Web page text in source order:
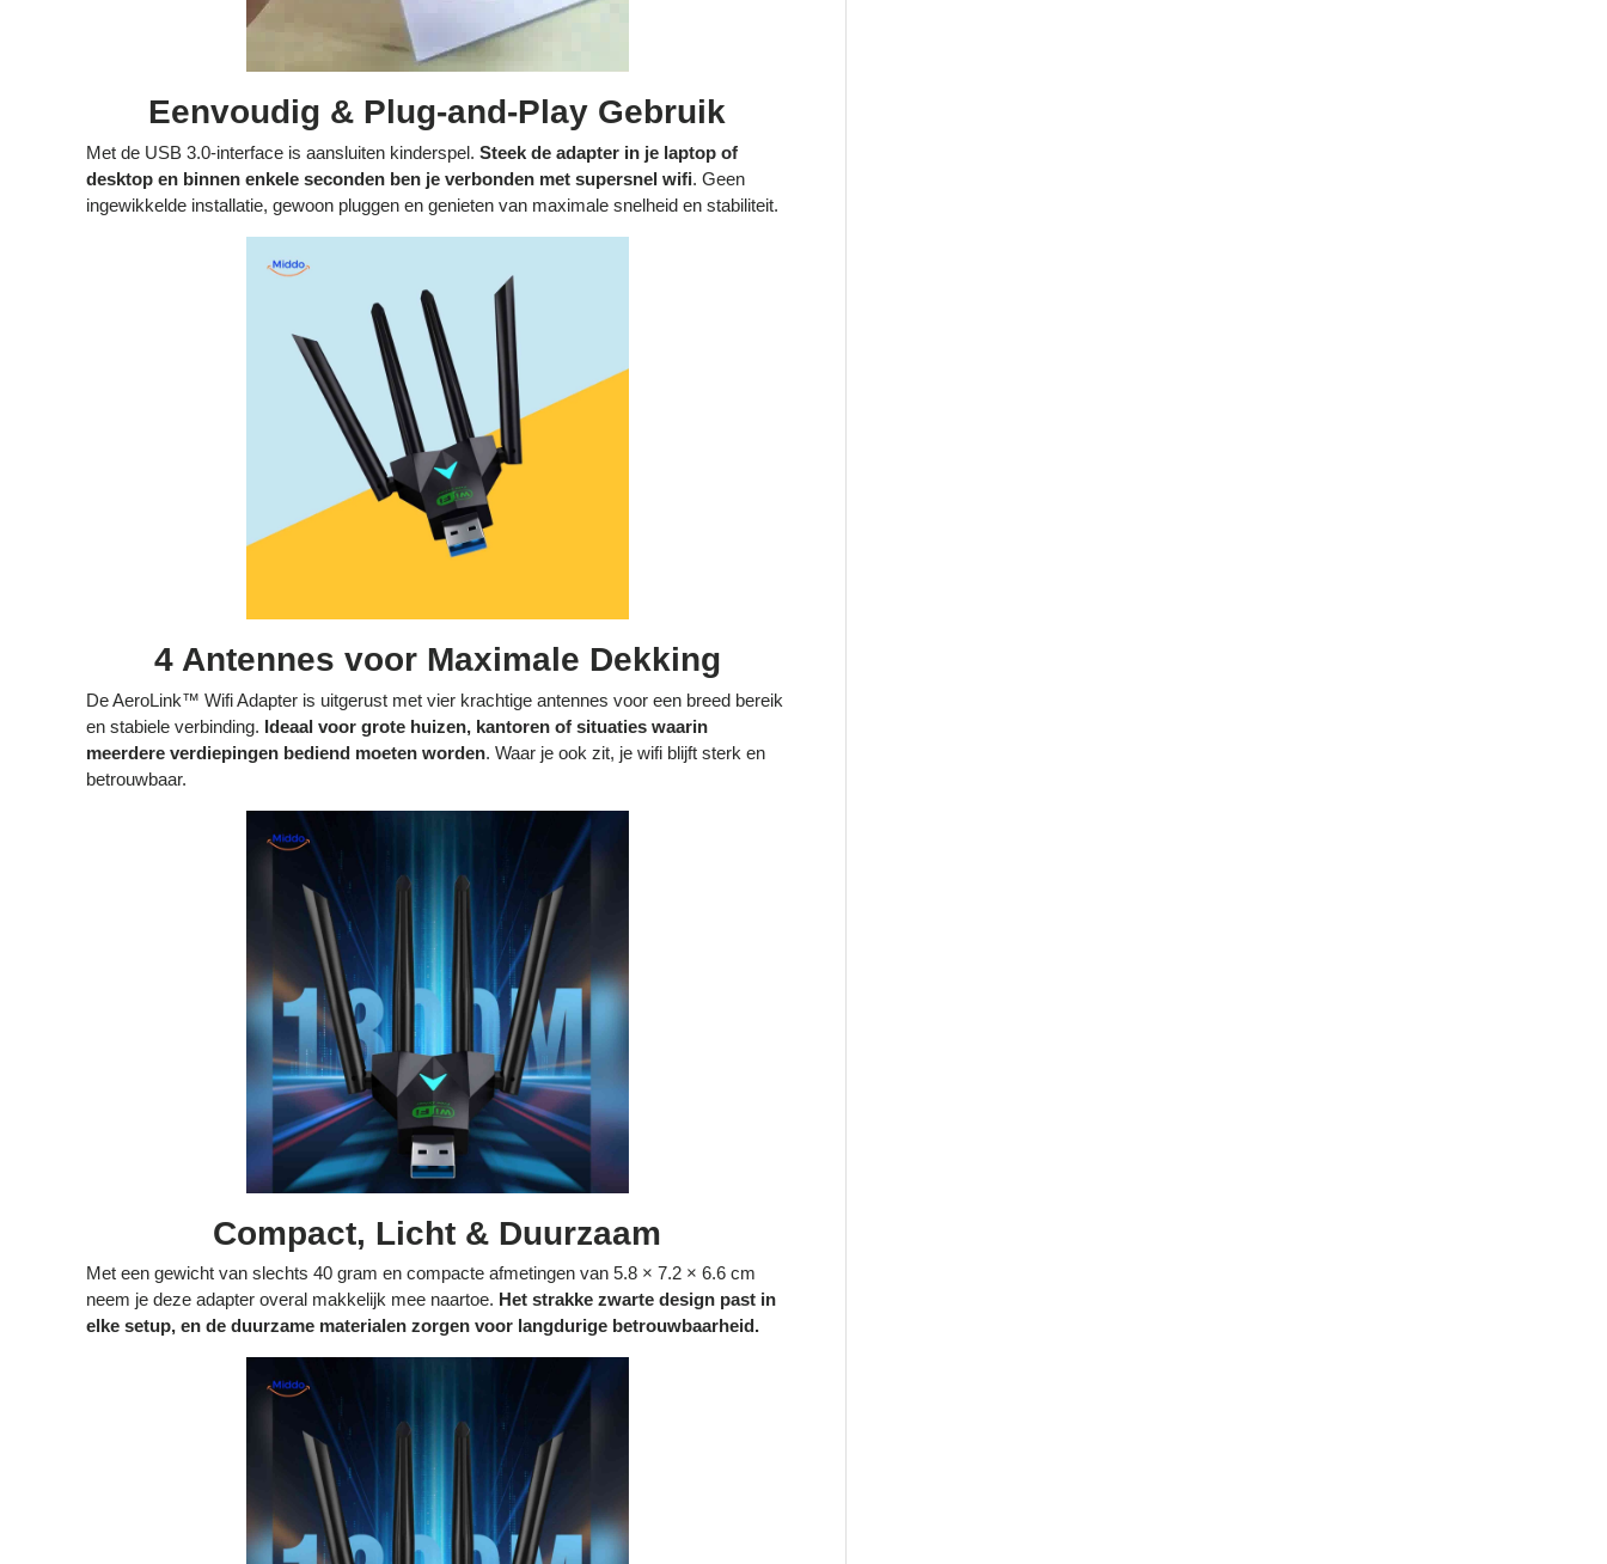
Eenvoudig & Plug-and-Play Gebruik
Met de USB 3.0-interface is aansluiten kinderspel. Steek de adapter in je laptop of
desktop en binnen enkele seconden ben je verbonden met supersnel wifi. Geen
ingewikkelde installatie, gewoon pluggen en genieten van maximale snelheid en stabiliteit.
4 Antennes voor Maximale Dekking
De AeroLink™ Wifi Adapter is uitgerust met vier krachtige antennes voor een breed bereik
en stabiele verbinding. Ideaal voor grote huizen, kantoren of situaties waarin
meerdere verdiepingen bediend moeten worden. Waar je ook zit, je wifi blijft sterk en
betrouwbaar.
Compact, Licht & Duurzaam
Met een gewicht van slechts 40 gram en compacte afmetingen van 5.8 × 7.2 × 6.6 cm
neem je deze adapter overal makkelijk mee naartoe. Het strakke zwarte design past in
elke setup, en de duurzame materialen zorgen voor langdurige betrouwbaarheid.